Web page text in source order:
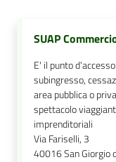
SUAP
E' il punto
subingresso,
area pubblica o
spettacolo
imprenditoriali
Via Fariselli, 3
40016San Giorgio